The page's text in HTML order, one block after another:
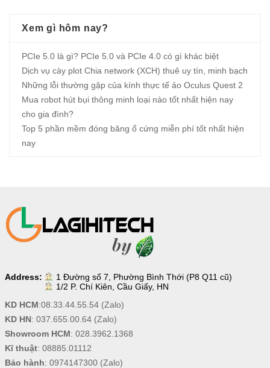
Xem gì hôm nay?
PCIe 5.0 là gì? PCIe 5.0 và PCIe 4.0 có gì khác biệt
Dịch vụ cày plot Chia network (XCH) thuê uy tín, minh bạch
Những lỗi thường gặp của kính thực tế ảo Oculus Quest 2
Mua robot hút bụi thông minh loại nào tốt nhất hiện nay
cho gia đình?
Top 5 phần mềm đóng băng ổ cứng miễn phí tốt nhất hiện
nay
Address:
1 Đường số 7, Phường Bình Thới (P8 Q11 cũ)
1/2 P. Chí Kiên, Cầu Giấy, HN
KD HCM:08.33.44.55.54(Zalo)
KD HN: 037.655.00.64(Zalo)
Showroom HCM: 028.3962.1368
Kĩ thuật: 08885.01112
Bảo hành: 0974147300(Zalo)